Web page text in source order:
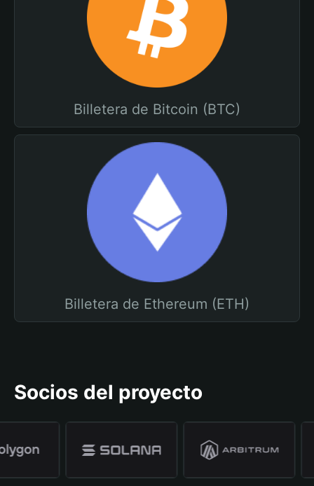
Billetera de Bitcoin (BTC)
Billetera de Ethereum (ETH)
Socios del proyecto